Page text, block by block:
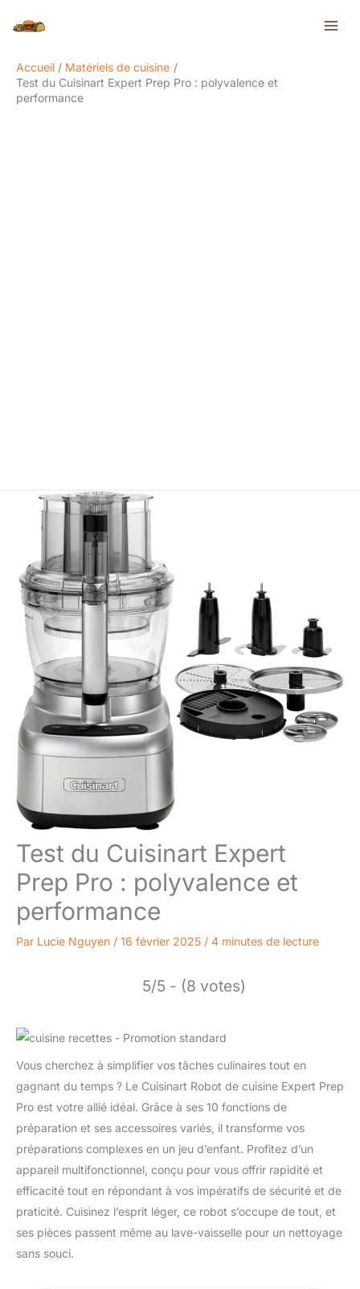
Accueil
Matériels de cuisine
Test du Cuisinart Expert Prep Pro : polyvalence et
performance
Test du Cuisinart Expert
Prep Pro : polyvalence et
performance
Par Lucie Nguyen / 16 février 2025 / 4 minutes de lecture
5/5 - (8 votes)
Vous cherchez à simplifier vos tâches culinaires tout en
gagnant du temps ? Le Cuisinart Robot de cuisine Expert Prep
Pro est votre allié idéal. Grâce à ses 10 fonctions de
préparation et ses accessoires variés, il transforme vos
préparations complexes en un jeu d’enfant. Profitez d’un
appareil multifonctionnel, conçu pour vous offrir rapidité et
efficacité tout en répondant à vos impératifs de sécurité et de
praticité. Cuisinez l’esprit léger, ce robot s’occupe de tout, et
ses pièces passent même au lave-vaisselle pour un nettoyage
sans souci.